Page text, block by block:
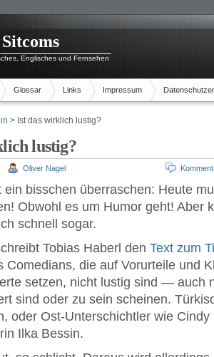
Englisches und Fernsehen
Glossar Links Impressum
> Ist das wirklich lustig?
lustig?
Oliver Nagel
ein bisschen überraschen: Heute
Obwohl es um Humor geht! Aber
schnell sogar.
Tobias Haberl den Text zum
Comedians, die auf Vorurteile und
setzen, nicht lustig sind — auch
sind oder zu sein scheinen.
oder Ost-Unterschichtler wie
Ilka Bessin.